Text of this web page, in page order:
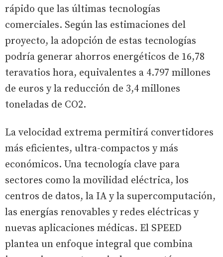
rápido que las últimas tecnologías
comerciales. Según las estimaciones del
proyecto, la adopción de estas tecnologías
podría generar ahorros energéticos de 16,78
teravatios hora, equivalentes a 4.797 millones
de euros y la reducción de 3,4 millones
toneladas de CO2.
La velocidad extrema permitirá convertidores
más eficientes, ultra-compactos y más
económicos. Una tecnología clave para
sectores como la movilidad eléctrica, los
centros de datos, la IA y la supercomputación,
las energías renovables y redes eléctricas y
nuevas aplicaciones médicas. El SPEED
plantea un enfoque integral que combina